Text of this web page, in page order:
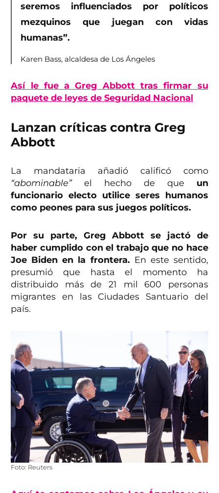
seremos influenciados por políticos
mezquinos que juegan con vidas
humanas”.
Karen Bass, alcaldesa de Los Ángeles
Así le fue a Greg Abbott tras firmar su
paquete de leyes de Seguridad Nacional
Lanzan críticas contra Greg
Abbott
La mandataria añadió calificó como
“abominable”el hecho de que un
funcionario electo utilice seres humanos
como peones para sus juegos políticos.
Por su parte, Greg Abbott se jactó de
haber cumplido con el trabajo que no hace
Joe Biden en la frontera. En este sentido,
presumió que hasta el momento ha
distribuido más de 21 mil 600 personas
migrantes en las Ciudades Santuario del
país.
Foto: Reuters